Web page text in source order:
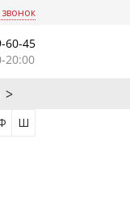
звонок
60-45
20:00
Ш